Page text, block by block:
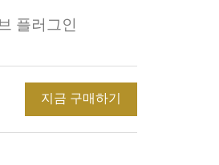
플러그인
지금 구매하기